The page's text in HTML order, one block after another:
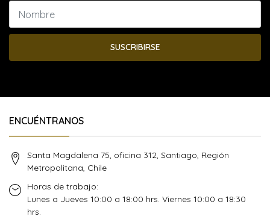
SUSCRIBIRSE
ENCUÉNTRANOS
Santa Magdalena 75, oficina 312, Santiago, Región
Metropolitana, Chile
Horas de trabajo:
Lunes a Jueves 10:00 a 18:00 hrs. Viernes 10:00 a 18:30
hrs.